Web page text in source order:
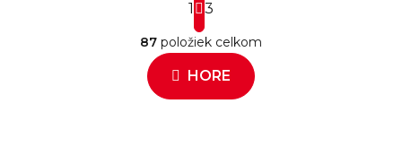
O
v
l
á
d
t
r
á
k
o
1 3
87 položiek celkom
HORE